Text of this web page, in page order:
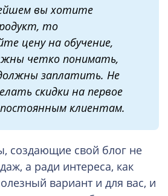
вы хотите
то
цену на обучение,
четко понимать,
заплатить. Не
скидки на первое
клиентам.
создающие свой блог не
а ради интереса, как
вариант и для вас, и